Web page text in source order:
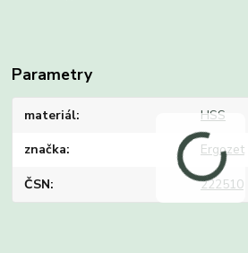
Parametry
materiál HSS
značka Ergozet
ČSN 222510